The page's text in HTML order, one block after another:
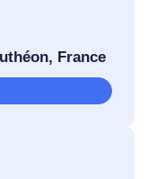
France